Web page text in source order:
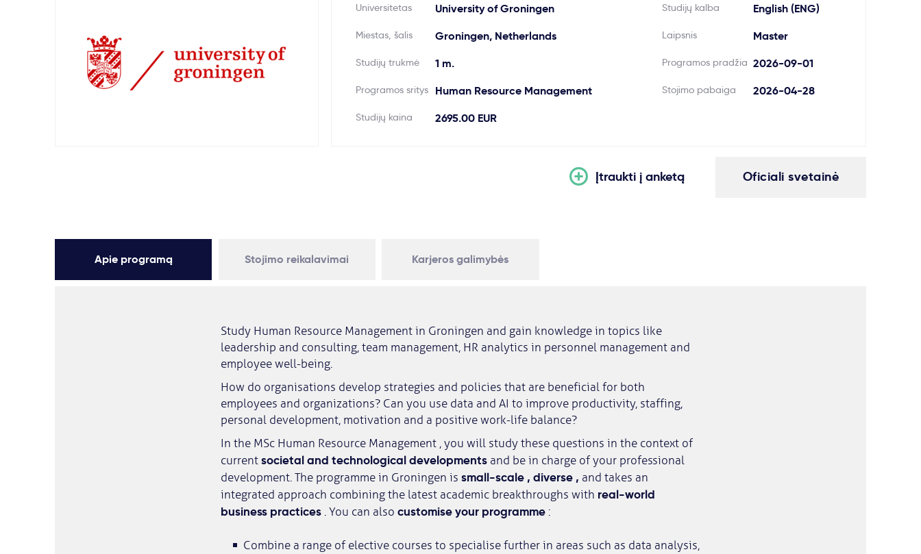
Universitetas University of Groningen
Miestas, šalis Groningen, Netherlands
Studijų trukmė 1 m.
Programos sritys Human Resource Management
Studijų kaina 2695.00 EUR
Studijų kalba English (ENG)
Laipsnis Master
Programos pradžia 2026-09-01
Stojimo pabaiga 2026-04-28
Oficiali svetainė
Įtraukti į anketą
Apie programą Stojimo reikalavimai Karjeros galimybės
Study Human Resource Management in Groningen and gain knowledge in topics like
leadership and consulting, team management, HR analytics in personnel management and
employee well-being.
How do organisations develop strategies and policies that are beneficial for both
employees and organizations? Can you use data and AI to improve productivity, staffing,
personal development, motivation and a positive work-life balance?
In the MSc Human Resource Management , you will study these questions in the context of
currentsocietal and technological developments and be in charge of your professional
development. The programme in Groningen is small-scale , diverse , and takes an
integrated approach combining the latest academic breakthroughs with real-world
business practices . You can also customise your programme :
Combine a range of elective courses to specialise further in areas such as data analysis,